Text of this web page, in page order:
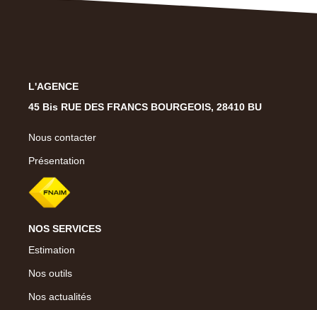
Notre Village
EXTRANET
L'AGENCE
45 Bis RUE DES FRANCS BOURGEOIS, 28410 BU
Nous contacter
Présentation
NOS SERVICES
Estimation
Nos outils
Nos actualités